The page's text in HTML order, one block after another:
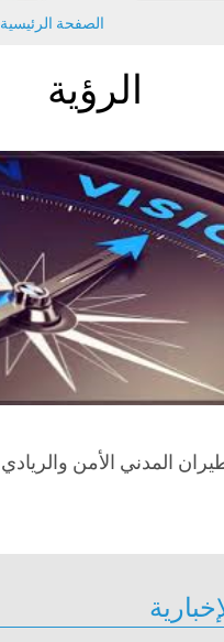
الصفحة الرئيسية
الرؤية
المدني الأمن